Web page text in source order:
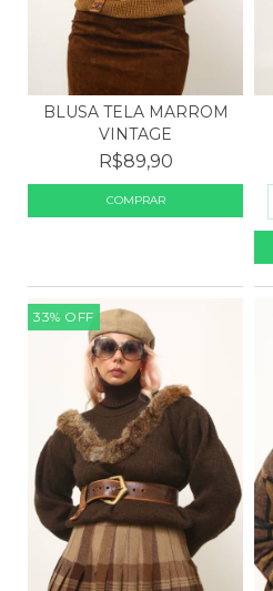
BLUSA TELA MARROM
VINTAGE
R$89,90
33% OFF